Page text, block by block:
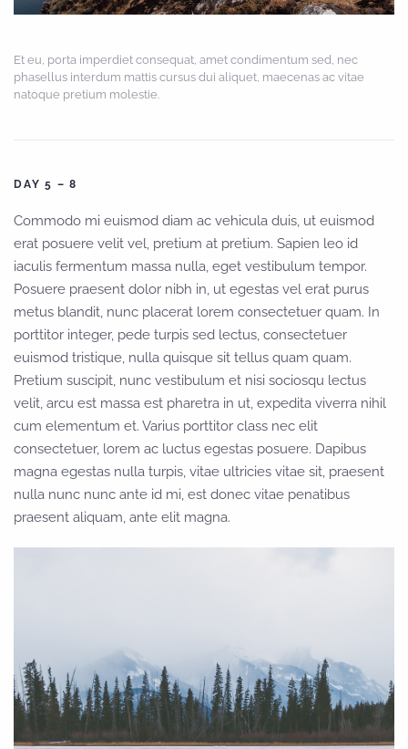
Et eu, porta imperdiet consequat, amet condimentum sed, nec
phasellus interdum mattis cursus dui aliquet, maecenas ac vitae
natoque pretium molestie.
DAY 5 – 8
Commodo mi euismod diam ac vehicula duis, ut euismod
erat posuere velit vel, pretium at pretium. Sapien leo id
iaculis fermentum massa nulla, eget vestibulum tempor.
Posuere praesent dolor nibh in, ut egestas vel erat purus
metus blandit, nunc placerat lorem consectetuer quam. In
porttitor integer, pede turpis sed lectus, consectetuer
euismod tristique, nulla quisque sit tellus quam quam.
Pretium suscipit, nunc vestibulum et nisi sociosqu lectus
velit, arcu est massa est pharetra in ut, expedita viverra nihil
cum elementum et. Varius porttitor class nec elit
consectetuer, lorem ac luctus egestas posuere. Dapibus
magna egestas nulla turpis, vitae ultricies vitae sit, praesent
nulla nunc nunc ante id mi, est donec vitae penatibus
praesent aliquam, ante elit magna.